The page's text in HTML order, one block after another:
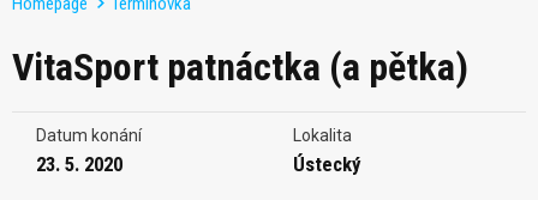
VitaSport patnáctka (a pětka)
Datum konání
23. 5. 2020
Lokalita
Ústecký